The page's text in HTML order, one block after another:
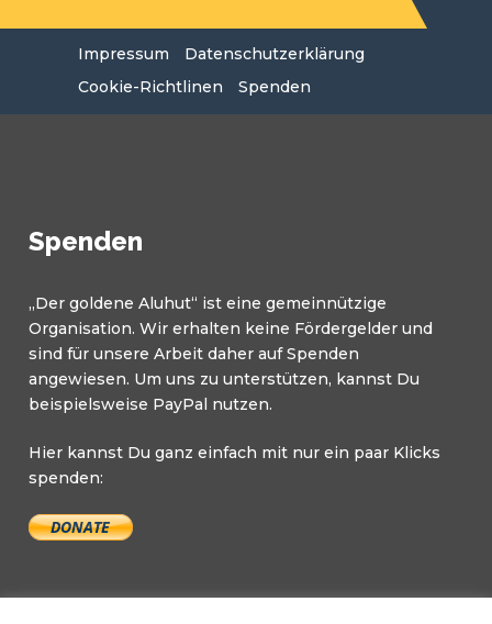
Impressum
Datenschutzerklärung
Cookie-Richtlinen
Spenden
Spenden
„Der goldene Aluhut“ ist eine gemeinnützige
Organisation. Wir erhalten keine Fördergelder und
sind für unsere Arbeit daher auf Spenden
angewiesen. Um uns zu unterstützen, kannst Du
beispielsweise PayPal nutzen.
Hier kannst Du ganz einfach mit nur ein paar Klicks
spenden: